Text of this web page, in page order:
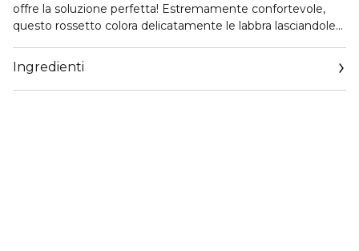
offre la soluzione perfetta! Estremamente confortevole,
questo rossetto colora delicatamente le labbra lasciandole
applica facilmente ed esalta il colore naturale delle tue
labbra. Net weight: 2,5g.
Ingredienti